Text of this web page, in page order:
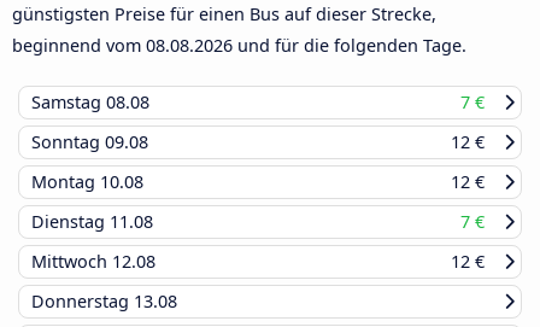
günstigsten Preise für einen Bus auf dieser Strecke,
beginnend vom 08.08.2026 und für die folgenden Tage.
Samstag 08.08
7 €
Sonntag 09.08
12 €
Montag 10.08
12 €
Dienstag 11.08
7 €
Mittwoch 12.08
12 €
Donnerstag 13.08